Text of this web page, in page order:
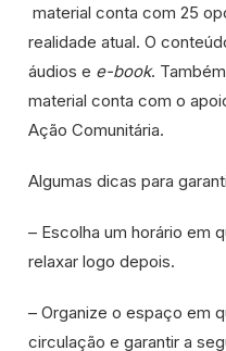
material conta com 25
realidade atual. O
áudios e e-book.
material conta com o
Ação Comunitária.
Algumas dicas para
– Escolha um horário em
relaxar logo depois.
– Organize o espaço em
circulação e garantir a